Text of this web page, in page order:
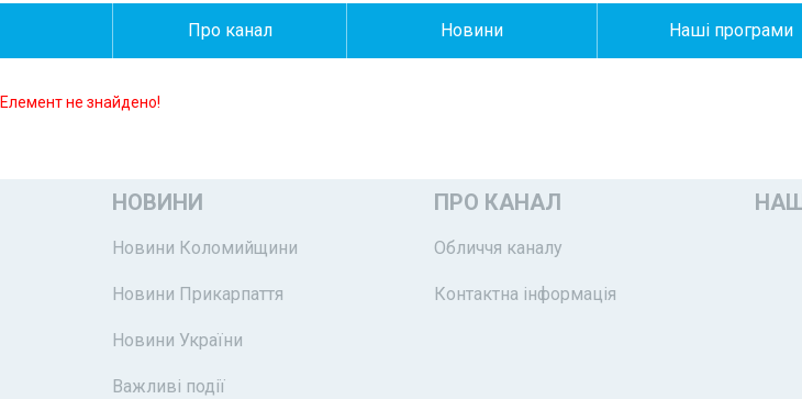
Про канал Новини Наші програми
Елемент не знайдено!
НОВИНИ
Новини Коломийщини
Новини Прикарпаття
Новини України
Важливі події
ПРО КАНАЛ
Обличчя каналу
Контактна інформація